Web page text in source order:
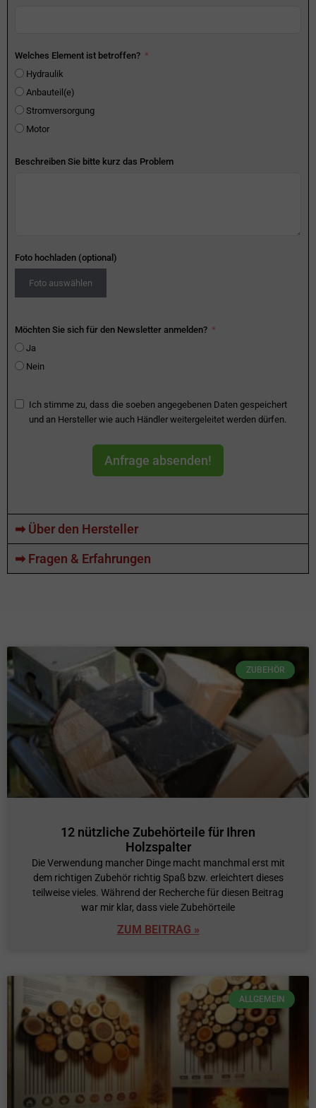
Welches Element ist betroffen?
Hydraulik
Anbauteil(e)
Stromversorgung
Motor
Beschreiben Sie bitte kurz das Problem
Foto hochladen (optional)
Foto auswählen
Möchten Sie sich für den Newsletter anmelden?
Ja
Nein
Ich stimme zu, dass die soeben angegebenen Daten gespeichert
und an Hersteller wie auch Händler weitergeleitet werden dürfen.
Anfrage absenden!
➡ Über den Hersteller
➡ Fragen & Erfahrungen
ZUBEHÖR
12 nützliche Zubehörteile für Ihren
Holzspalter
Die Verwendung mancher Dinge macht manchmal erst mit
dem richtigen Zubehör richtig Spaß bzw. erleichtert dieses
teilweise vieles. Während der Recherche für diesen Beitrag
war mir klar, dass viele Zubehörteile
ZUM BEITRAG »
ALLGEMEIN